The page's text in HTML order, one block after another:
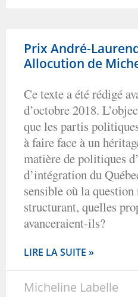
Prix André-
Allocution de
Ce texte a été rédigé
d’octobre 2018.
que les partis
à faire face à un
matière de politiques
d’intégration du
sensible où la
structurant, quelles
avanceraient-ils?
LIRE LA SUITE »
Micheline Labelle